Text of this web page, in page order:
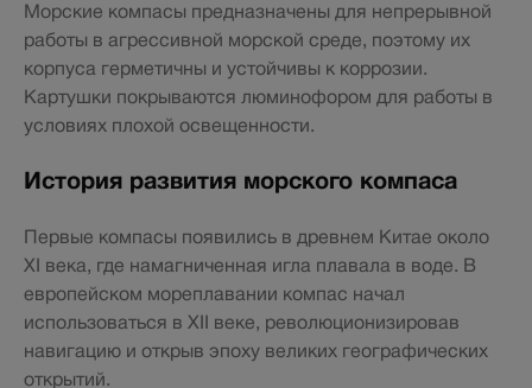
Морские компасы предназначены для непрерывной
работы в агрессивной морской среде, поэтому их
корпуса герметичны и устойчивы к коррозии.
Картушки покрываются люминофором для работы в
условиях плохой освещенности.
История развития морского компаса
Первые компасы появились в древнем Китае около
XI века, где намагниченная игла плавала в воде. В
европейском мореплавании компас начал
использоваться в XII веке, революционизировав
навигацию и открыв эпоху великих географических
открытий.